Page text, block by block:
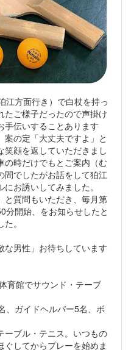
江方面行き）で白杖を持っ
たご様子だったので声掛け
手伝いすることあります
の定「大丈夫ですよ」と
顔を返していただきまし
の時だけでもとご案内（む
間でしたがお話をして狛江
お誘いしてみました。
と質問もいただき、毎月第
分開始、をお知らせしたと
。
男性」お待ちしています
育館でサウンド・テーブ
、ガイドヘルパー5名、ボ
ーブル・テニス。いつもの
してからプレーを始めま